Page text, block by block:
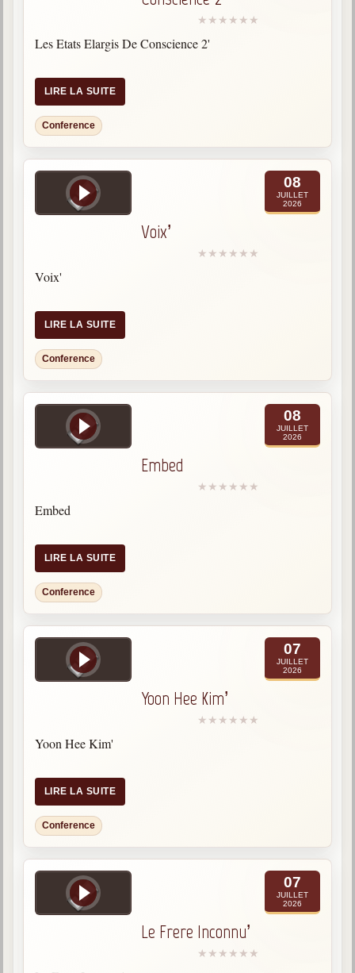
Les Etats Elargis De Conscience 2'
LIRE LA SUITE
Conference
08
JUILLET
2026
Voix’
Voix'
LIRE LA SUITE
Conference
08
JUILLET
2026
Embed
Embed
LIRE LA SUITE
Conference
07
JUILLET
2026
Yoon Hee Kim’
Yoon Hee Kim'
LIRE LA SUITE
Conference
07
JUILLET
2026
Le Frere Inconnu’